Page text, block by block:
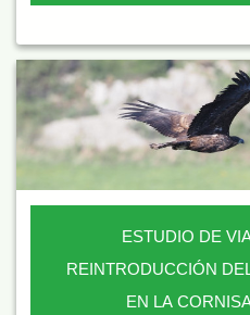
ESTUDIO DE
REINTRODUCCIÓN
EN LA